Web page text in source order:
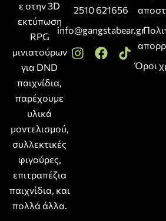
ε στην 3D
εκτύπωση
RPG
μινιατούρων
για DND
παιχνίδια,
παρέχουμε
υλικά
μοντελισμού,
συλλεκτικές
φιγούρες,
επιτραπέζια
παιχνίδια, και
πολλά άλλα.
2510 621656
info@gangstabear.gr
Όροι